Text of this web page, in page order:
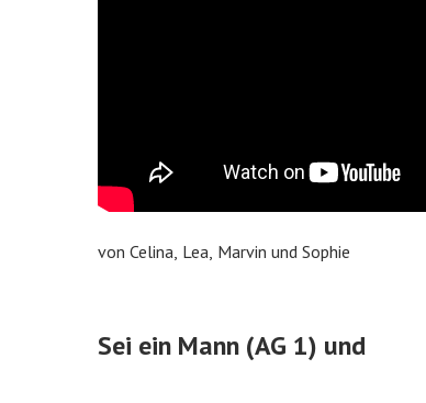
von Celina, Lea, Marvin und Sophie
Sei ein Mann (AG 1) und